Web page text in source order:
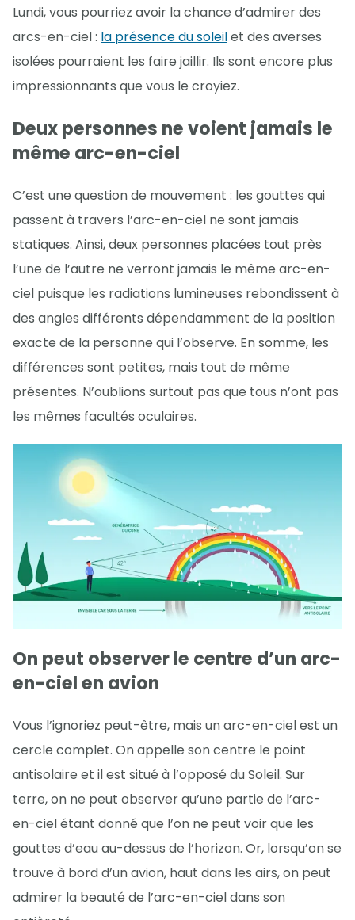
Lundi, vous pourriez avoir la chance d’admirer des
arcs-en-ciel : la présence du soleilet des averses
isolées pourraient les faire jaillir. Ils sont encore plus
impressionnants que vous le croyiez.
Deux personnes ne voient jamais le
même arc-en-ciel
C’est une question de mouvement : les gouttes qui
passent à travers l’arc-en-ciel ne sont jamais
statiques. Ainsi, deux personnes placées tout près
l’une de l’autre ne verront jamais le même arc-en-
ciel puisque les radiations lumineuses rebondissent à
des angles différents dépendamment de la position
exacte de la personne qui l’observe. En somme, les
différences sont petites, mais tout de même
présentes. N’oublions surtout pas que tous n’ont pas
les mêmes facultés oculaires.
On peut observer le centre d’un arc-
en-ciel en avion
Vous l’ignoriez peut-être, mais un arc-en-ciel est un
cercle complet. On appelle son centre le point
antisolaire et il est situé à l’opposé du Soleil. Sur
terre, on ne peut observer qu’une partie de l’arc-
en-ciel étant donné que l’on ne peut voir que les
gouttes d’eau au-dessus de l’horizon. Or, lorsqu’on se
trouve à bord d’un avion, haut dans les airs, on peut
admirer la beauté de l’arc-en-ciel dans son